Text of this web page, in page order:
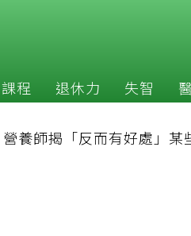
課程 退休力 失智
養師揭「反而有好處」某